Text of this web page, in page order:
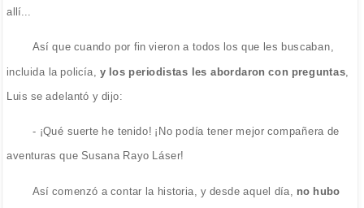
allí...
Así que cuando por fin vieron a todos los que les buscaban,
incluida la policía, y los periodistas les abordaron con preguntas
Luis se adelantó y dijo:
- ¡Qué suerte he tenido! ¡No podía tener mejor compañera de
aventuras que Susana Rayo Láser!
Así comenzó a contar la historia, y desde aquel día, no hubo